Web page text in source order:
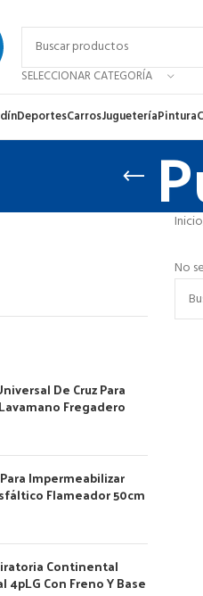
SELECCIONAR CATEGORÍA
DeportesCarrosJugueteríaPintura
De Cruz Para
Fregadero
Impermeabilizar
Flameador 50cm
Continental
4pLG Con Freno Y Base
Inicio
No